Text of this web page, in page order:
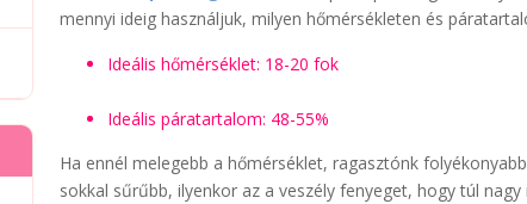
mennyi ideig használjuk, milyen hőmérsékleten és
Ideális hőmérséklet: 18-20 fok
Ideális páratartalom: 48-55%
Ha ennél melegebb a hőmérséklet, ragasztónk
sokkal sűrűbb, ilyenkor az a veszély fenyeget, hogy túl